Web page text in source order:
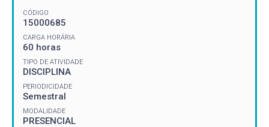
CÓDIGO
15000685
CARGA HORÁRIA
60 horas
TIPO DE ATIVIDADE
DISCIPLINA
PERIODICIDADE
Semestral
MODALIDADE
PRESENCIAL